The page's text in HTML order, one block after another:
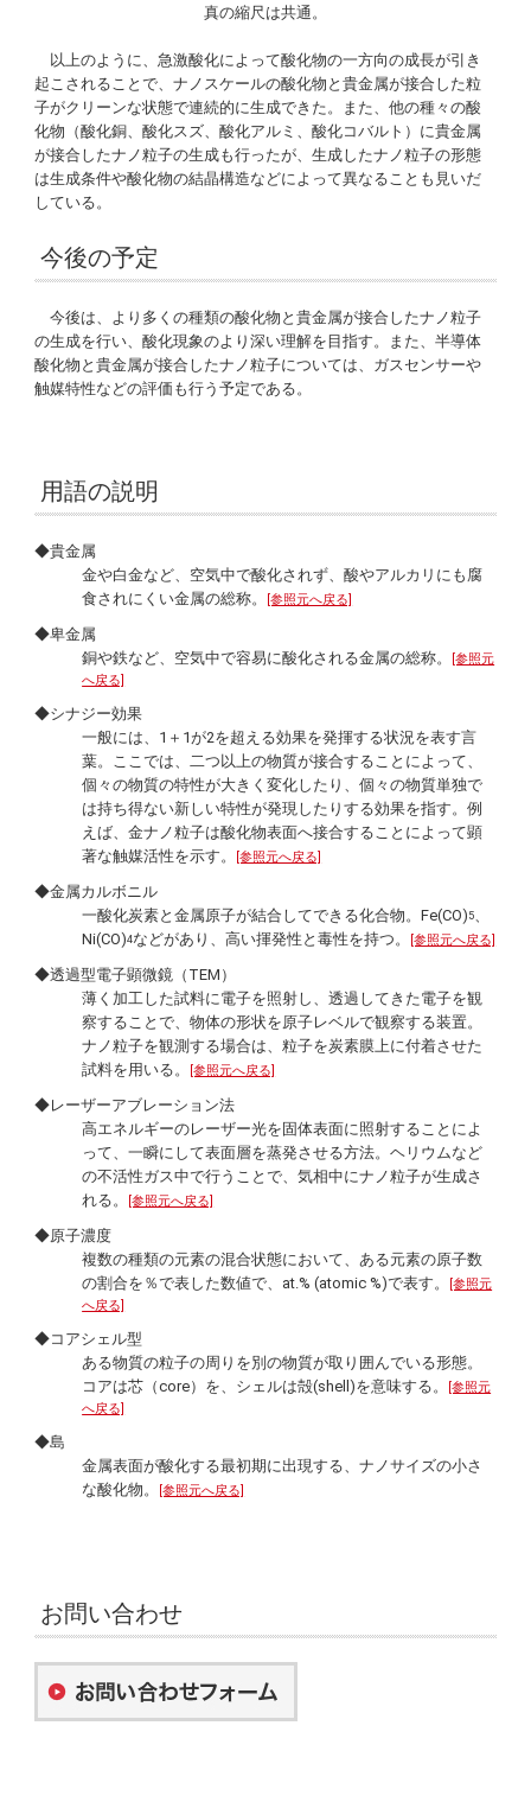
真の縮尺は共通。
以上のように、急激酸化によって酸化物の一方向の成長が引き
起こされることで、ナノスケールの酸化物と貴金属が接合した粒
子がクリーンな状態で連続的に生成できた。また、他の種々の酸
化物（酸化銅、酸化スズ、酸化アルミ、酸化コバルト）に貴金属
が接合したナノ粒子の生成も行ったが、生成したナノ粒子の形態
は生成条件や酸化物の結晶構造などによって異なることも見いだ
している。
今後の予定
今後は、より多くの種類の酸化物と貴金属が接合したナノ粒子
の生成を行い、酸化現象のより深い理解を目指す。また、半導体
酸化物と貴金属が接合したナノ粒子については、ガスセンサーや
触媒特性などの評価も行う予定である。
用語の説明
◆貴金属
金や白金など、空気中で酸化されず、酸やアルカリにも腐
食されにくい金属の総称。
[参照元へ戻る]
◆卑金属
銅や鉄など、空気中で容易に酸化される金属の総称。
[参照元
へ戻る]
◆シナジー効果
一般には、1＋1が2を超える効果を発揮する状況を表す言
葉。ここでは、二つ以上の物質が接合することによって、
個々の物質の特性が大きく変化したり、個々の物質単独で
は持ち得ない新しい特性が発現したりする効果を指す。例
えば、金ナノ粒子は酸化物表面へ接合することによって顕
著な触媒活性を示す。
[参照元へ戻る]
◆金属カルボニル
一酸化炭素と金属原子が結合してできる化合物。Fe(CO) 5、
Ni(CO)4などがあり、高い揮発性と毒性を持つ。 [参照元へ戻る]
◆透過型電子顕微鏡（TEM）
薄く加工した試料に電子を照射し、透過してきた電子を観
察することで、物体の形状を原子レベルで観察する装置。
ナノ粒子を観測する場合は、粒子を炭素膜上に付着させた
試料を用いる。
[参照元へ戻る]
◆レーザーアブレーション法
高エネルギーのレーザー光を固体表面に照射することによ
って、一瞬にして表面層を蒸発させる方法。ヘリウムなど
の不活性ガス中で行うことで、気相中にナノ粒子が生成さ
れる。
[参照元へ戻る]
◆原子濃度
複数の種類の元素の混合状態において、ある元素の原子数
の割合を％で表した数値で、at.% (atomic %)で表す。
[参照元
へ戻る]
◆コアシェル型
ある物質の粒子の周りを別の物質が取り囲んでいる形態。
コアは芯（core）を、シェルは殻(shell)を意味する。
[参照元
へ戻る]
◆島
金属表面が酸化する最初期に出現する、ナノサイズの小さ
な酸化物。
[参照元へ戻る]
お問い合わせ